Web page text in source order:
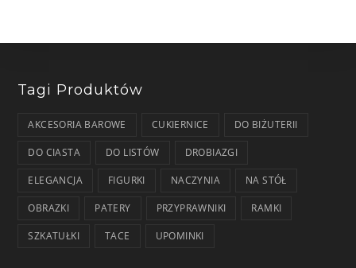
Tagi Produktów
AKCESORIA BAROWE CUKIERNICE DO BIŻUTERII
DO CIASTA DO LISTÓW DROBIAZGI
ELEGANCJA FIGURKI NACZYNIA NA STÓŁ
OBRAZKI PATERY PRZYPRAWNIKI RAMKI
SZKATUŁKI TACE UPOMINKI